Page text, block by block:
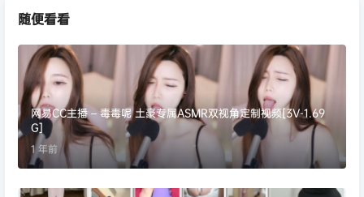
随便看看
网易CC主播 – 毒毒呢 土豪专属ASMR双视角定制视频[3V-1.69
G]
1 年前